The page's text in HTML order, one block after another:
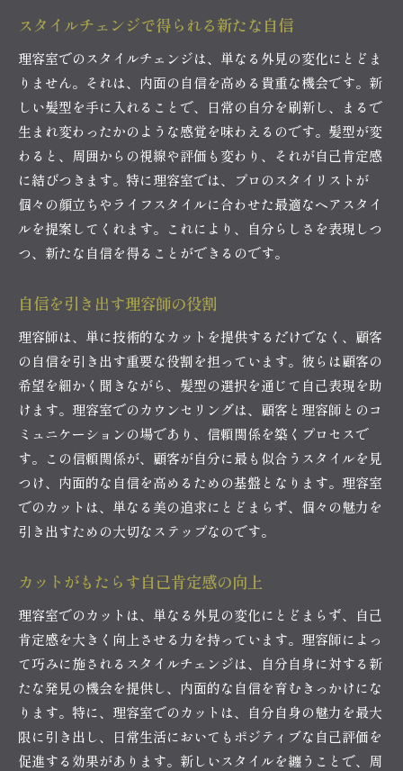
スタイルチェンジで得られる新たな自信
理容室でのスタイルチェンジは、単なる外見の変化にとどま
りません。それは、内面の自信を高める貴重な機会です。新
しい髪型を手に入れることで、日常の自分を刷新し、まるで
生まれ変わったかのような感覚を味わえるのです。髪型が変
わると、周囲からの視線や評価も変わり、それが自己肯定感
に結びつきます。特に理容室では、プロのスタイリストが
個々の顔立ちやライフスタイルに合わせた最適なヘアスタイ
ルを提案してくれます。これにより、自分らしさを表現しつ
つ、新たな自信を得ることができるのです。
自信を引き出す理容師の役割
理容師は、単に技術的なカットを提供するだけでなく、顧客
の自信を引き出す重要な役割を担っています。彼らは顧客の
希望を細かく聞きながら、髪型の選択を通じて自己表現を助
けます。理容室でのカウンセリングは、顧客と理容師とのコ
ミュニケーションの場であり、信頼関係を築くプロセスで
す。この信頼関係が、顧客が自分に最も似合うスタイルを見
つけ、内面的な自信を高めるための基盤となります。理容室
でのカットは、単なる美の追求にとどまらず、個々の魅力を
引き出すための大切なステップなのです。
カットがもたらす自己肯定感の向上
理容室でのカットは、単なる外見の変化にとどまらず、自己
肯定感を大きく向上させる力を持っています。理容師によっ
て巧みに施されるスタイルチェンジは、自分自身に対する新
たな発見の機会を提供し、内面的な自信を育むきっかけにな
ります。特に、理容室でのカットは、自分自身の魅力を最大
限に引き出し、日常生活においてもポジティブな自己評価を
促進する効果があります。新しいスタイルを纏うことで、周